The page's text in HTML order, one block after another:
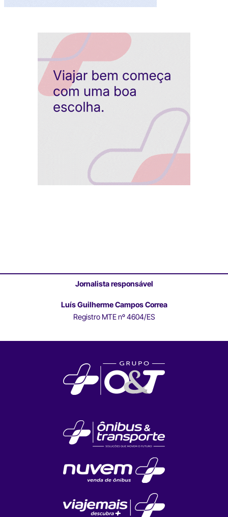
Jornalista responsável
Luís Guilherme Campos Correa
Registro MTE nº 4604/ES